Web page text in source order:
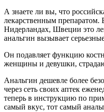
А знаете ли вы, что
лекарственным
Нидерландах, Швеции это
анальгин вызывает
Он подавляет функцию
женщины и девушки,
Анальгин дешевле более
через сеть своих аптек
теперь в инструкцию по
самый вкус, тот самый